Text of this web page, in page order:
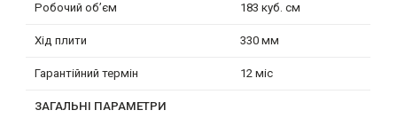
Робочий об’єм 183 куб. см
Хід плити 330 мм
Гарантійний термін 12 міс
ЗАГАЛЬНІ ПАРАМЕТРИ